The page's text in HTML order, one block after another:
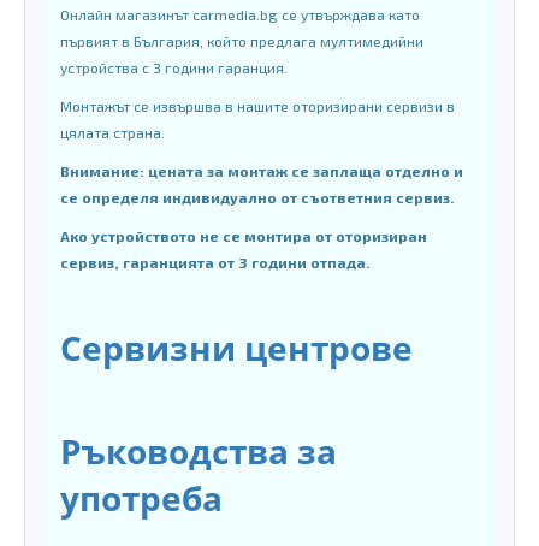
Онлайн магазинът carmedia.bg се утвърждава като
първият в България, който предлага мултимедийни
устройства с 3 години гаранция.
Монтажът се извършва в нашите оторизирани сервизи в
цялата страна.
Внимание: цената за монтаж се заплаща отделно и
се определя индивидуално от съответния сервиз.
Ако устройството не се монтира от оторизиран
сервиз, гаранцията от 3 години отпада.
Сервизни центрове
Ръководства за
употреба